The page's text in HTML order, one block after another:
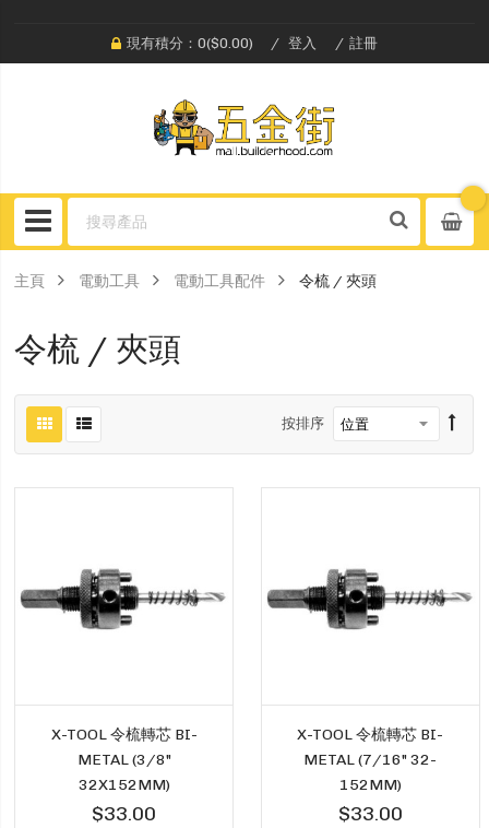
現有積分：0($0.00) 登入 註冊
主頁 電動工具 電動工具配件 令梳 / 夾頭
令梳 / 夾頭
按排序
X-TOOL 令梳轉芯 BI-
METAL (3/8"
32X152MM)
$33.00
X-TOOL 令梳轉芯 BI-
METAL (7/16" 32-
152MM)
$33.00